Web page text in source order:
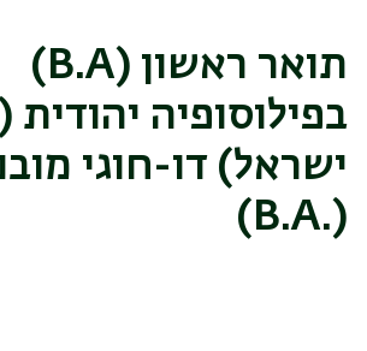
תואר ראשון (B.A)
בפילוסופיה
ישראל) דו-חוגי
(.B.A)